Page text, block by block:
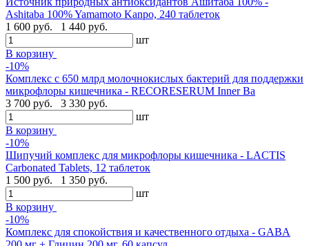
Ashitaba 100% Yamamoto Kanpo, 240 таблеток
1 600 руб.
1 440 руб.
шт
В корзину
-10%
Комплекс с 650 млрд молочнокислых бактерий для поддержки
микрофлоры кишечника - RECORESERUM Inner Ba
3 700 руб.
3 330 руб.
шт
В корзину
-10%
Шипучий комплекс для микрофлоры кишечника - LACTIS
Carbonated Tablets, 12 таблеток
1 500 руб.
1 350 руб.
шт
В корзину
-10%
Комплекс для спокойствия и качественного отдыха - GABA